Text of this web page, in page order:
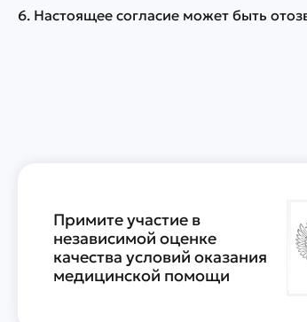
6. Настоящее согласие может быть
Примите участие в
независимой оценке
качества условий оказания
медицинской помощи